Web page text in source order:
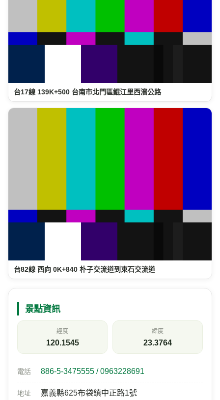
台17線 139K+500 台南市北門區鯤江里西濱公路
台82線 西向 0K+840 朴子交流道到東石交流道
景點資訊
經度
120.1545
緯度
23.3764
電話 886-5-3475555 / 0963228691
地址 嘉義縣625布袋鎮中正路1號